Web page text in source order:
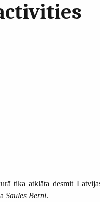
tika atklāta desmit
Saules Bērni.